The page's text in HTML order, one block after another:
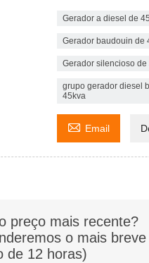
Gerador a diesel de
Gerador baudouin de
Gerador silencioso de
grupo gerador diesel
45kva
 Email
preço mais recente?
o mais breve
de 12 horas)